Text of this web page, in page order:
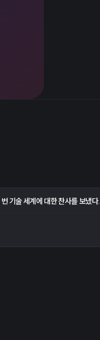
기술 세계에 대한 찬사를 보냈다.